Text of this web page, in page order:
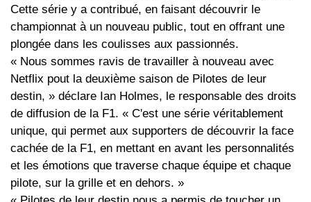
Cette série y a contribué, en faisant découvrir le
championnat à un nouveau public, tout en offrant une
plongée dans les coulisses aux passionnés.
« Nous sommes ravis de travailler à nouveau avec
Netflix pout la deuxième saison de Pilotes de leur
destin, » déclare Ian Holmes, le responsable des droits
de diffusion de la F1. « C'est une série véritablement
unique, qui permet aux supporters de découvrir la face
cachée de la F1, en mettant en avant les personnalités
et les émotions que traverse chaque équipe et chaque
pilote, sur la grille et en dehors. »